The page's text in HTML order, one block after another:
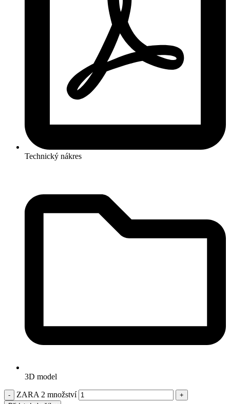
Technický nákres
3D model
ZARA 2 množství